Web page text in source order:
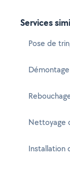
Services
Pose de
Nettoyage
Installation